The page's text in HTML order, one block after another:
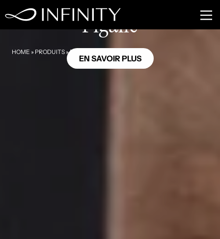
HOME » PRODUITS »PIGALLE
RE13
Pigalle
EN SAVOIR PLUS